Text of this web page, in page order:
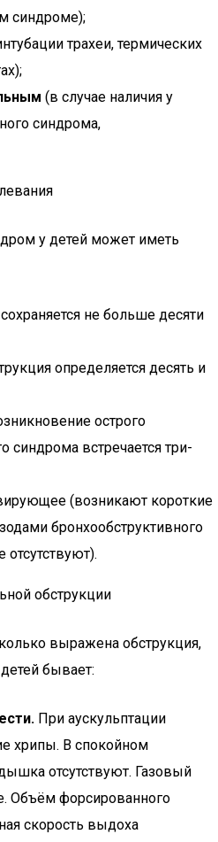
синдроме);
трахеи, термических
(в случае наличия у
синдрома,
у детей может иметь
не больше десяти
определяется десять и
острого
синдрома встречается три-
(возникают короткие
бронхообструктивного
обструкции
выражена обструкция,
бывает:
При аускульптации
хрипы. В спокойном
отсутствуют. Газовый
Объём форсированного
скорость выдоха